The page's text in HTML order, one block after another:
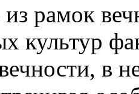
рамок
культур
в